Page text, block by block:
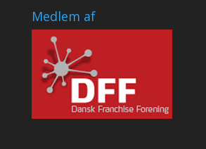
Medlem af